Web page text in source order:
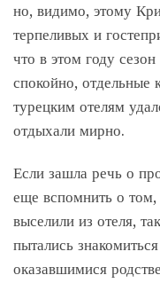
но, видимо, этому
терпеливых и
что в этом году
спокойно, отдельные
турецким отелям
отдыхали мирно.
Если зашла речь о
еще вспомнить о том,
выселили из отеля,
пытались
оказавшимися